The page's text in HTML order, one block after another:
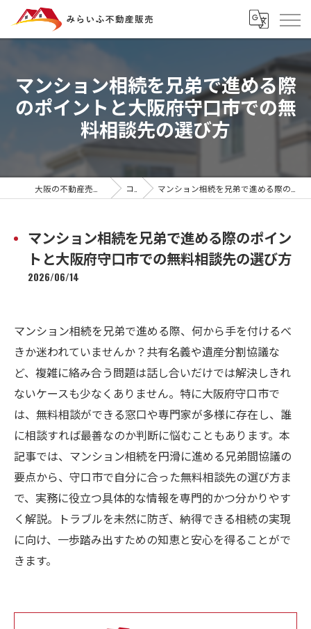
マンション相続を兄弟で進める際
のポイントと大阪府守口市での無
料相談先の選び方
コラム マンション相続を兄弟で進める際のポイントと大阪府守口市での無料相談先の選び方
マンション相続を兄弟で進める際のポイン
トと大阪府守口市での無料相談先の選び方
2026/06/14
マンション相続を兄弟で進める際、何から手を付けるべ
きか迷われていませんか？共有名義や遺産分割協議な
ど、複雑に絡み合う問題は話し合いだけでは解決しきれ
ないケースも少なくありません。特に大阪府守口市で
は、無料相談ができる窓口や専門家が多様に存在し、誰
に相談すれば最善なのか判断に悩むこともあります。本
記事では、マンション相続を円滑に進める兄弟間協議の
要点から、守口市で自分に合った無料相談先の選び方ま
で、実務に役立つ具体的な情報を専門的かつ分かりやす
く解説。トラブルを未然に防ぎ、納得できる相続の実現
に向け、一歩踏み出すための知恵と安心を得ることがで
きます。